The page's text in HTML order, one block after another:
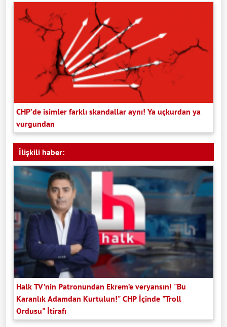
CHP’de isimler farklı skandallar aynı! Ya uçkurdan ya
vurgundan
İlişkili haber:
Halk TV’nin Patronundan Ekrem’e veryansın! "Bu
Karanlık Adamdan Kurtulun!" CHP İçinde "Troll
Ordusu" İtirafı